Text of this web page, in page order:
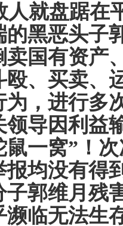
人就盘踞在
的黑恶头子
卖国有资产
殴、买卖、
为，进行多
领导因利益
鼠一窝”！
报均没有得
子郭维月残
濒临无法生